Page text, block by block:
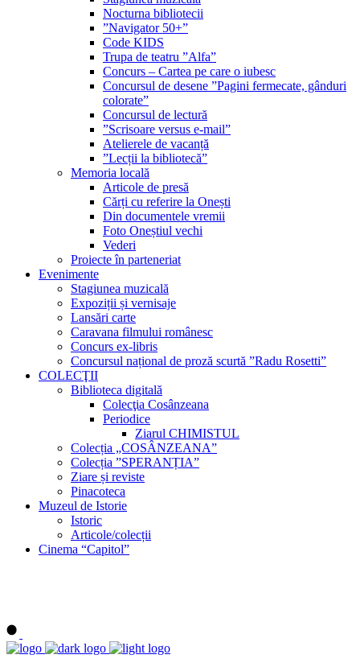
Nocturna bibliotecii
”Navigator 50+”
Code KIDS
Trupa de teatru ”Alfa”
Concurs – Cartea pe care o iubesc
Concursul de desene ”Pagini fermecate, gânduri
colorate”
Concursul de lectură
”Scrisoare versus e-mail”
Atelierele de vacanță
”Lecții la bibliotecă”
Memoria locală
Articole de presă
Cărți cu referire la Onești
Din documentele vremii
Foto Oneștiul vechi
Vederi
Proiecte în parteneriat
Evenimente
Stagiunea muzicală
Expoziții și vernisaje
Lansări carte
Caravana filmului românesc
Concurs ex-libris
Concursul național de proză scurtă ”Radu Rosetti”
COLECŢII
Biblioteca digitală
Colecţia Cosânzeana
Periodice
Ziarul CHIMISTUL
Colecția „COSÂNZEANA”
Colecția ”SPERANȚIA”
Ziare și reviste
Pinacoteca
Muzeul de Istorie
Istoric
Articole/colecții
Cinema “Capitol”